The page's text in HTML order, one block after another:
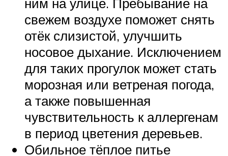
свежем воздухе поможет снять
отёк слизистой, улучшить
носовое дыхание. Исключением
для таких прогулок может стать
морозная или ветреная погода,
а также повышенная
чувствительность к аллергенам
в период цветения деревьев.
Обильное тёплое питье